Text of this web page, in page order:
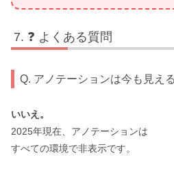
❓ よくある質問
Q. アノテーションは今も見え
いいえ。
2025年現在、アノテーションは
すべての環境で非表示です。